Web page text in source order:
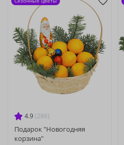
4.9 (286)
Подарок "Новогодняя
корзина"